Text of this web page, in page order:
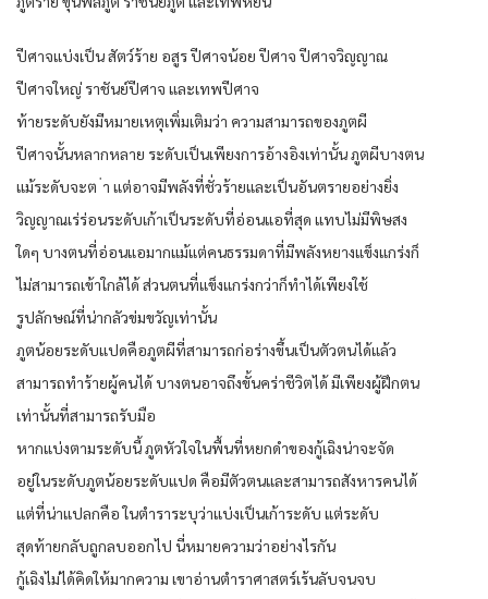
ปีศาจแบ่งเป็น สัตว์ร้าย อสูร ปีศาจน้อย ปีศาจ ปีศาจวิญญาณ
ปีศาจใหญ่ ราชันย์ปีศาจ และเทพปีศาจ
ท้ายระดับยังมีหมายเหตุเพิ่มเติมว่า ความสามารถของภูตผี
ปีศาจนั้นหลากหลาย ระดับเป็นเพียงการอ้างอิงเท่านั้น ภูตผีบางตน
แม้ระดับจะต ่า แต่อาจมีพลังที่ชั่วร้ายและเป็นอันตรายอย่างยิ่ง
วิญญาณเร่ร่อนระดับเก้าเป็นระดับที่อ่อนแอที่สุด แทบไม่มีพิษสง
ใดๆ บางตนที่อ่อนแอมากแม้แต่คนธรรมดาที่มีพลังหยางแข็งแกร่งก็
ไม่สามารถเข้าใกล้ได้ ส่วนตนที่แข็งแกร่งกว่าก็ทำได้เพียงใช้
รูปลักษณ์ที่น่ากลัวข่มขวัญเท่านั้น
ภูตน้อยระดับแปดคือภูตผีที่สามารถก่อร่างขึ้นเป็นตัวตนได้แล้ว
สามารถทำร้ายผู้คนได้ บางตนอาจถึงขั้นคร่าชีวิตได้ มีเพียงผู้ฝึกตน
เท่านั้นที่สามารถรับมือ
หากแบ่งตามระดับนี้ ภูตหัวใจในพื้นที่หยกดำของกู้เฉิงน่าจะจัด
อยู่ในระดับภูตน้อยระดับแปด คือมีตัวตนและสามารถสังหารคนได้
แต่ที่น่าแปลกคือ ในตำราระบุว่าแบ่งเป็นเก้าระดับ แต่ระดับ
สุดท้ายกลับถูกลบออกไป นี่หมายความว่าอย่างไรกัน
กู้เฉิงไม่ได้คิดให้มากความ เขาอ่านตำราศาสตร์เร้นลับจนจบ